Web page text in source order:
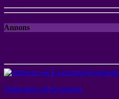
Annons
Föregående
Vildsvinen vid Kvarntorp